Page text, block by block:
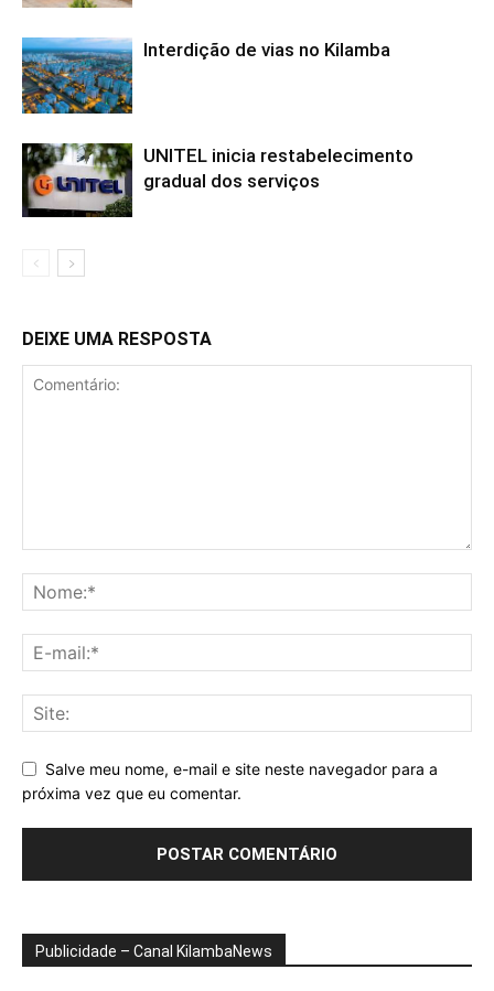
Interdição de vias no Kilamba
UNITEL inicia restabelecimento
gradual dos serviços
DEIXE UMA RESPOSTA
Salve meu nome, e-mail e site neste navegador para a
próxima vez que eu comentar.
Publicidade – Canal KilambaNews